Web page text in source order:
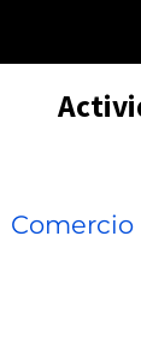
Comercio